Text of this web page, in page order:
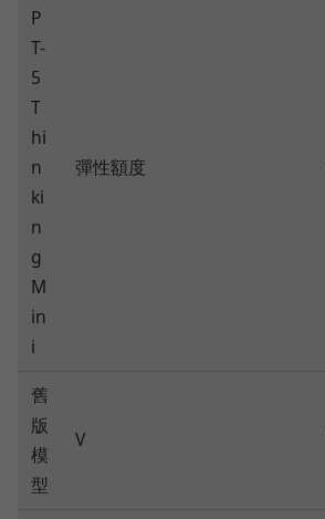
P
T-
5
T
hi
n
ki
n
g
M
in
i
彈性額度
舊
版
模
型
V